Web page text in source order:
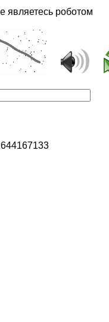
являетесь роботом